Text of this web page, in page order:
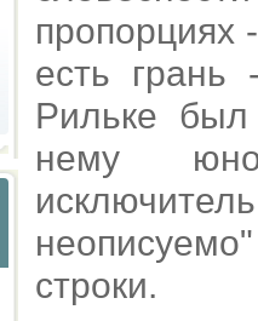
пропорциях
есть
Рильке
нему
строки.